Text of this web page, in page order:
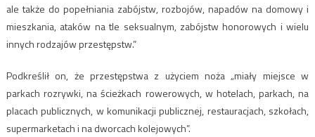
ale także do popełniania zabójstw, rozbojów, napadów na domowy i
mieszkania, ataków na tle seksualnym, zabójstw honorowych i wielu
innych rodzajów przestępstw.”
Podkreślił on, że przestępstwa z użyciem noża „miały miejsce w
parkach rozrywki, na ścieżkach rowerowych, w hotelach, parkach, na
placach publicznych, w komunikacji publicznej, restauracjach, szkołach,
supermarketach i na dworcach kolejowych”.